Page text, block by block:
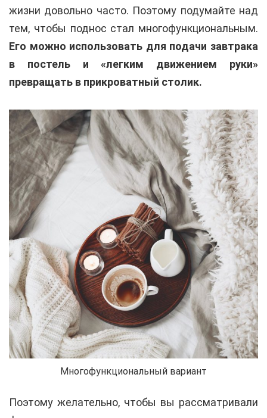
жизни довольно часто. Поэтому подумайте над
тем, чтобы поднос стал многофункциональным.
Его можно использовать для подачи завтрака
в постель и «легким движением руки»
превращать в прикроватный столик.
Многофункциональный вариант
Поэтому желательно, чтобы вы рассматривали